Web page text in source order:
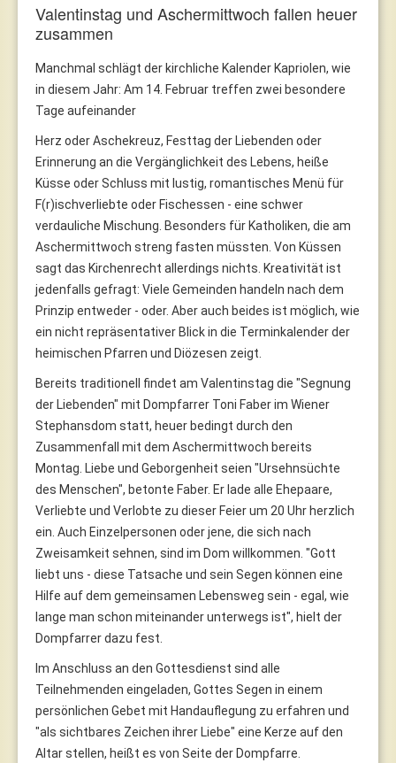
Valentinstag und Aschermittwoch fallen heuer
zusammen
Manchmal schlägt der kirchliche Kalender Kapriolen, wie
in diesem Jahr: Am 14. Februar treffen zwei besondere
Tage aufeinander
Herz oder Aschekreuz, Festtag der Liebenden oder
Erinnerung an die Vergänglichkeit des Lebens, heiße
Küsse oder Schluss mit lustig, romantisches Menü für
F(r)ischverliebte oder Fischessen - eine schwer
verdauliche Mischung. Besonders für Katholiken, die am
Aschermittwoch streng fasten müssten. Von Küssen
sagt das Kirchenrecht allerdings nichts. Kreativität ist
jedenfalls gefragt: Viele Gemeinden handeln nach dem
Prinzip entweder - oder. Aber auch beides ist möglich, wie
ein nicht repräsentativer Blick in die Terminkalender der
heimischen Pfarren und Diözesen zeigt.
Bereits traditionell findet am Valentinstag die "Segnung
der Liebenden" mit Dompfarrer Toni Faber im Wiener
Stephansdom statt, heuer bedingt durch den
Zusammenfall mit dem Aschermittwoch bereits
Montag. Liebe und Geborgenheit seien "Ursehnsüchte
des Menschen", betonte Faber. Er lade alle Ehepaare,
Verliebte und Verlobte zu dieser Feier um 20 Uhr herzlich
ein. Auch Einzelpersonen oder jene, die sich nach
Zweisamkeit sehnen, sind im Dom willkommen. "Gott
liebt uns - diese Tatsache und sein Segen können eine
Hilfe auf dem gemeinsamen Lebensweg sein - egal, wie
lange man schon miteinander unterwegs ist", hielt der
Dompfarrer dazu fest.
Im Anschluss an den Gottesdienst sind alle
Teilnehmenden eingeladen, Gottes Segen in einem
persönlichen Gebet mit Handauflegung zu erfahren und
"als sichtbares Zeichen ihrer Liebe" eine Kerze auf den
Altar stellen, heißt es von Seite der Dompfarre.